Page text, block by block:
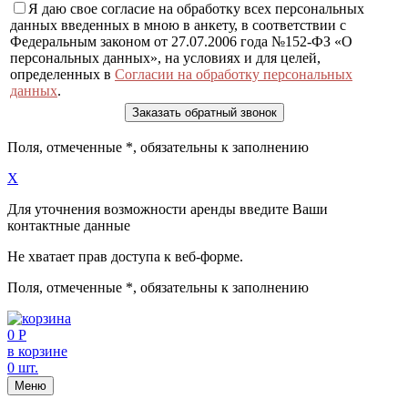
Я даю свое согласие на обработку всех персональных
данных введенных в мною в анкету, в соответствии с
Федеральным законом от 27.07.2006 года №152-ФЗ «О
персональных данных», на условиях и для целей,
определенных в Согласии на обработку персональных
данных.
Поля, отмеченные *, обязательны к заполнению
X
Для уточнения возможности аренды введите Ваши
контактные данные
Не хватает прав доступа к веб-форме.
Поля, отмеченные *, обязательны к заполнению
0 Р
в корзине
0 шт.
Меню